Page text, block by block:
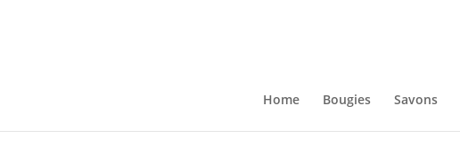
Home Bougies Savons